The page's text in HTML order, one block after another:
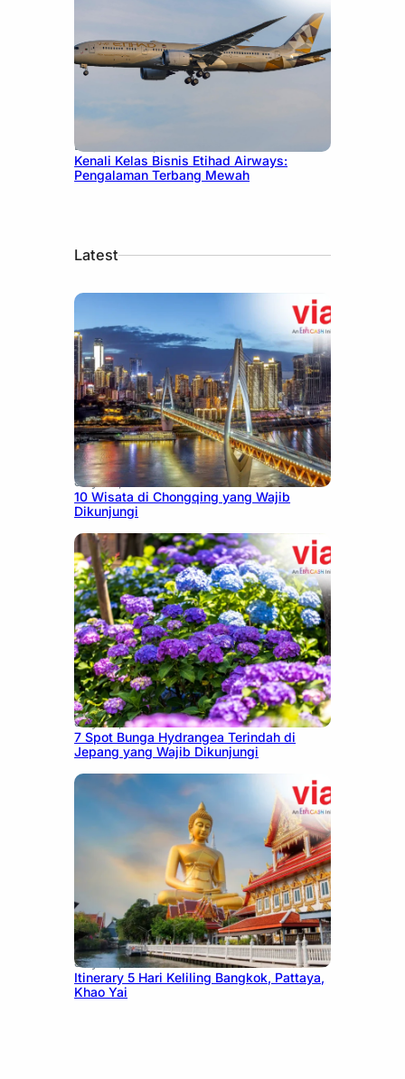
December 27, 2024
Kenali Kelas Bisnis Etihad Airways:
Pengalaman Terbang Mewah
Latest
July 30, 2026
10 Wisata di Chongqing yang Wajib
Dikunjungi
July 23, 2026
7 Spot Bunga Hydrangea Terindah di
Jepang yang Wajib Dikunjungi
July 20, 2026
Itinerary 5 Hari Keliling Bangkok, Pattaya,
Khao Yai